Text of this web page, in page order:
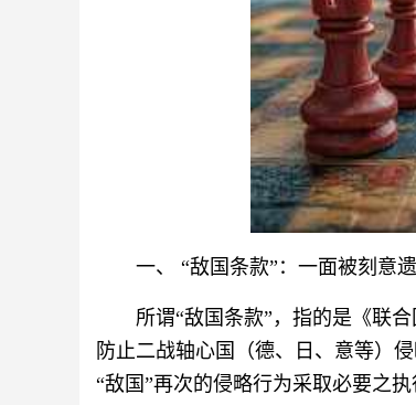
一、 “敌国条款”：一面被刻意
所谓“敌国条款”，指的是《联
防止二战轴心国（德、日、意等）
“敌国”再次的侵略行为采取必要之